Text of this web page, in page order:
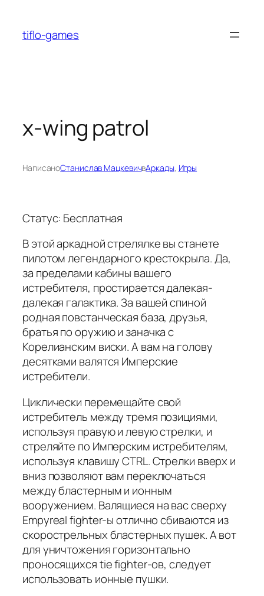
содержимому
tiflo-games
x-wing patrol
НаписаноСтанислав МацкевичвАркады, Игры
Статус: Бесплатная
В этой аркадной стрелялке вы станете
пилотом легендарного крестокрыла. Да,
за пределами кабины вашего
истребителя, простирается далекая-
далекая галактика. За вашей спиной
родная повстанческая база, друзья,
братья по оружию и заначка с
Корелианским виски. А вам на голову
десятками валятся Имперские
истребители.
Циклически перемещайте свой
истребитель между тремя позициями,
используя правую и левую стрелки, и
стреляйте по Имперским истребителям,
используя клавишу CTRL. Стрелки вверх и
вниз позволяют вам переключаться
между бластерным и ионным
вооружением. Валящиеся на вас сверху
Empyreal fighter-ы отлично сбиваются из
скорострельных бластерных пушек. А вот
для уничтожения горизонтально
проносящихся tie fighter-ов, следует
использовать ионные пушки.